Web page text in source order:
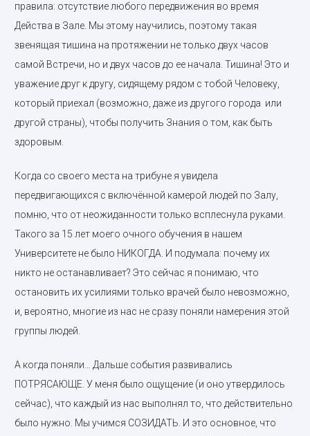
правила: отсутствие любого передвижения во время
Действа в Зале. Мы этому научились, поэтому такая
звенящая тишина на протяжении не только двух часов
самой Встречи, но и двух часов до ее начала. Тишина! Это и
уважение друг к другу, сидящему рядом с тобой Человеку,
который приехал (возможно, даже из другого города или
другой страны), чтобы получить Знания о том, как быть
здоровым.
Когда со своего места на трибуне я увидела
передвигающихся с включённой камерой людей по Залу,
помню, что от неожиданности только всплеснула руками.
Такого за 15 лет моего очного обучения в нашем
Университете не было НИКОГДА. И подумала: почему их
никто не останавливает? Это сейчас я понимаю, что
остановить их усилиями только врачей было невозможно,
и, вероятно, многие из нас не сразу поняли намерения этой
группы людей.
А когда поняли… Дальше события развивались
ПОТРЯСАЮЩЕ. У меня было ощущение (и оно утвердилось
сейчас), что каждый из нас выполнял то, что действительно
было нужно. Мы учимся СОЗИДАТЬ. И это основное, что